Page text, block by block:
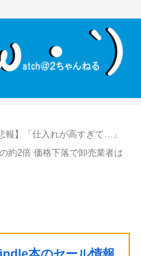
報】「仕入れが高すぎて…」
約2倍 価格下落で卸売業者は